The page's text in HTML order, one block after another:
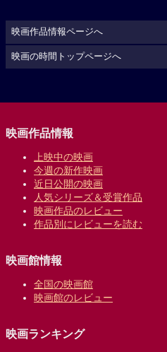
映画作品情報ページへ
映画の時間トップページへ
映画作品情報
上映中の映画
今週の新作映画
近日公開の映画
人気シリーズ＆受賞作品
映画作品のレビュー
作品別にレビューを読む
映画館情報
全国の映画館
映画館のレビュー
映画ランキング